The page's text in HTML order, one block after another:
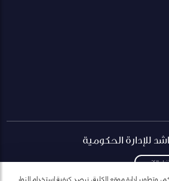
للإدارة الحكومية
الكتيب